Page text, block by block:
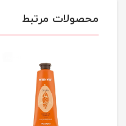
محصولات مرتبط